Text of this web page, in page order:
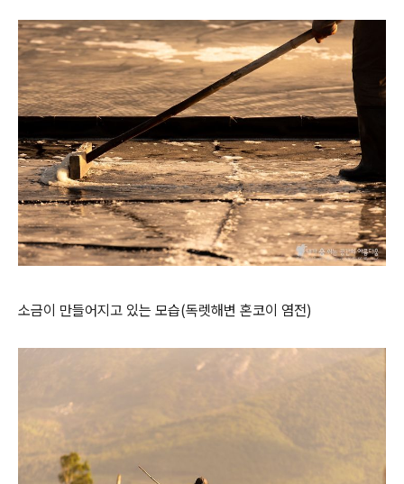
소금이 만들어지고 있는 모습(독렛해변 혼코이 염전)